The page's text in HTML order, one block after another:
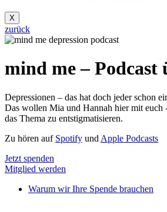
X
zurück
mind me – Podcast
Depressionen – das hat doch jeder schon
Das wollen Mia und Hannah hier mit euch
das Thema zu entstigmatisieren.
Zu hören auf Spotify und Apple Podcasts
Jetzt spenden
Mitglied werden
Warum wir Ihre Spende brauchen